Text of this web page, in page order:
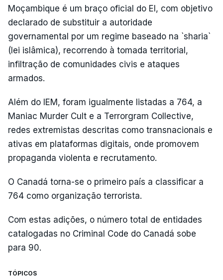
Moçambique é um braço oficial do EI, com objetivo
declarado de substituir a autoridade
governamental por um regime baseado na `sharia`
(lei islâmica), recorrendo à tomada territorial,
infiltração de comunidades civis e ataques
armados.
Além do IEM, foram igualmente listadas a 764, a
Maniac Murder Cult e a Terrorgram Collective,
redes extremistas descritas como transnacionais e
ativas em plataformas digitais, onde promovem
propaganda violenta e recrutamento.
O Canadá torna-se o primeiro país a classificar a
764 como organização terrorista.
Com estas adições, o número total de entidades
catalogadas no Criminal Code do Canadá sobe
para 90.
TÓPICOS